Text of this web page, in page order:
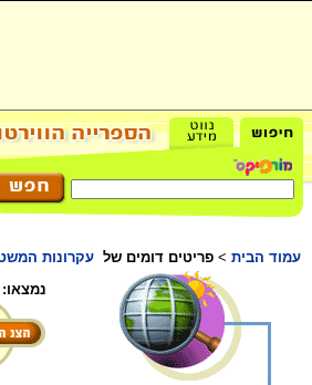
עמוד הבית > פריטים דומים של עקרונות
נמצאו: